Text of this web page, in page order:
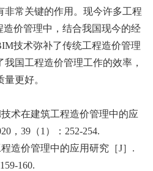
非常关键的作用。现今许多工程
价管理中，结合我国现今的经
技术弥补了传统工程造价管理
国工程造价管理工作的效率，
更好。
术在建筑工程造价管理中的应
，39（1）：252-254.
造价管理中的应用研究［J］.
160.